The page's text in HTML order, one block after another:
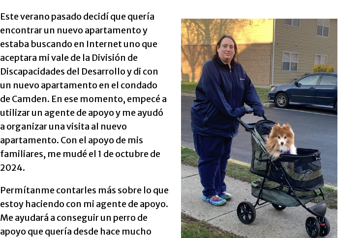
Este verano pasado decidí que quería
encontrar un nuevo apartamento y
estaba buscando en Internet uno que
aceptara mi vale de la División de
Discapacidades del Desarrollo y di con
un nuevo apartamento en el condado
de Camden. En ese momento, empecé a
utilizar un agente de apoyo y me ayudó
a organizar una visita al nuevo
apartamento. Con el apoyo de mis
familiares, me mudé el 1 de octubre de
2024.
Permítanme contarles más sobre lo que
estoy haciendo con mi agente de apoyo.
Me ayudará a conseguir un perro de
apoyo que quería desde hace mucho